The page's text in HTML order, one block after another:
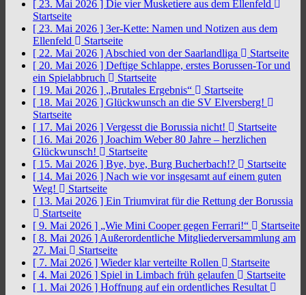
[ 23. Mai 2026 ] Die vier Musketiere aus dem Ellenfeld
Startseite
[ 23. Mai 2026 ] 3er-Kette: Namen und Notizen aus dem
Ellenfeld
Startseite
[ 22. Mai 2026 ] Abschied von der Saarlandliga
Startseite
[ 20. Mai 2026 ] Deftige Schlappe, erstes Borussen-Tor und
ein Spielabbruch
Startseite
[ 19. Mai 2026 ] „Brutales Ergebnis“
Startseite
[ 18. Mai 2026 ] Glückwunsch an die SV Elversberg!
Startseite
[ 17. Mai 2026 ] Vergesst die Borussia nicht!
Startseite
[ 16. Mai 2026 ] Joachim Weber 80 Jahre – herzlichen
Glückwunsch!
Startseite
[ 15. Mai 2026 ] Bye, bye, Burg Bucherbach!?
Startseite
[ 14. Mai 2026 ] Nach wie vor insgesamt auf einem guten
Weg!
Startseite
[ 13. Mai 2026 ] Ein Triumvirat für die Rettung der Borussia
Startseite
[ 9. Mai 2026 ] „Wie Mini Cooper gegen Ferrari!“
Startseite
[ 8. Mai 2026 ] Außerordentliche Mitgliederversammlung am
27. Mai
Startseite
[ 7. Mai 2026 ] Wieder klar verteilte Rollen
Startseite
[ 4. Mai 2026 ] Spiel in Limbach früh gelaufen
Startseite
[ 1. Mai 2026 ] Hoffnung auf ein ordentliches Resultat